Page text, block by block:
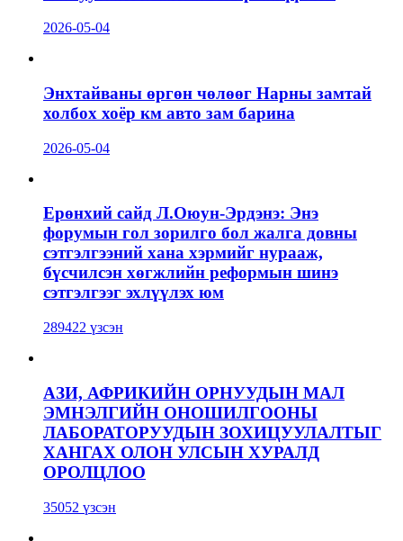
2026-05-04
Энхтайваны өргөн чөлөөг Нарны замтай
холбох хоёр км авто зам барина
2026-05-04
Ерөнхий сайд Л.Оюун-Эрдэнэ: Энэ
форумын гол зорилго бол жалга довны
сэтгэлгээний хана хэрмийг нурааж,
бүсчилсэн хөгжлийн реформын шинэ
сэтгэлгээг эхлүүлэх юм
289422 үзсэн
АЗИ, АФРИКИЙН ОРНУУДЫН МАЛ
ЭМНЭЛГИЙН ОНОШИЛГООНЫ
ЛАБОРАТОРУУДЫН ЗОХИЦУУЛАЛТЫГ
ХАНГАХ ОЛОН УЛСЫН ХУРАЛД
ОРОЛЦЛОО
35052 үзсэн